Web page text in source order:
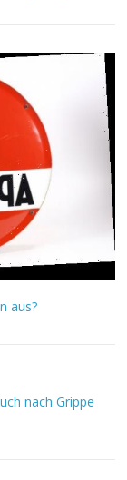
aus?
nach Grippe